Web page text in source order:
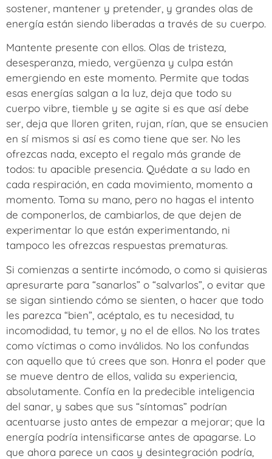
sostener, mantener y pretender, y grandes olas de
energía están siendo liberadas a través de su cuerpo.
Mantente presente con ellos. Olas de tristeza,
desesperanza, miedo, vergüenza y culpa están
emergiendo en este momento. Permite que todas
esas energías salgan a la luz, deja que todo su
cuerpo vibre, tiemble y se agite si es que así debe
ser, deja que lloren griten, rujan, rían, que se ensucien
en sí mismos si así es como tiene que ser. No les
ofrezcas nada, excepto el regalo más grande de
todos: tu apacible presencia. Quédate a su lado en
cada respiración, en cada movimiento, momento a
momento. Toma su mano, pero no hagas el intento
de componerlos, de cambiarlos, de que dejen de
experimentar lo que están experimentando, ni
tampoco les ofrezcas respuestas prematuras.
Si comienzas a sentirte incómodo, o como si quisieras
apresurarte para “sanarlos” o “salvarlos”, o evitar que
se sigan sintiendo cómo se sienten, o hacer que todo
les parezca “bien”, acéptalo, es tu necesidad, tu
incomodidad, tu temor, y no el de ellos. No los trates
como víctimas o como inválidos. No los confundas
con aquello que tú crees que son. Honra el poder que
se mueve dentro de ellos, valida su experiencia,
absolutamente. Confía en la predecible inteligencia
del sanar, y sabes que sus “síntomas” podrían
acentuarse justo antes de empezar a mejorar; que la
energía podría intensificarse antes de apagarse. Lo
que ahora parece un caos y desintegración podría,